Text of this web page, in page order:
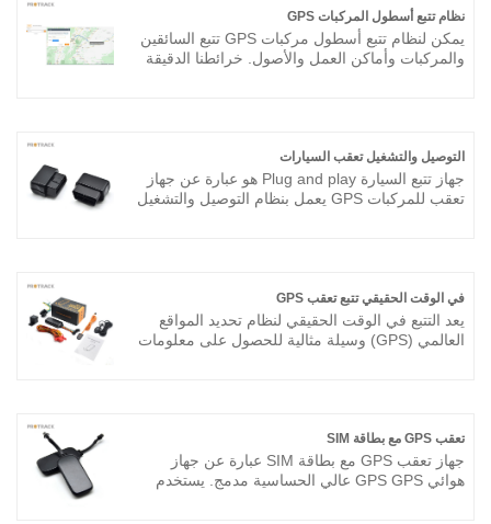
نظام تتبع أسطول المركبات GPS
يمكن لنظام تتبع أسطول مركبات GPS تتبع السائقين
والمركبات وأماكن العمل والأصول. خرائطنا الدقيقة
يجعل GPS و Track مختلفًا تمامًا هو عدم وجود
رسوم شهرية ولا عقود.
التوصيل والتشغيل تعقب السيارات
جهاز تتبع السيارة Plug and play هو عبارة عن جهاز
تعقب للمركبات GPS يعمل بنظام التوصيل والتشغيل
الذين لا يريدون قطع اسلاك السيارة لتثبيت اجهزة
التتبع.
في الوقت الحقيقي تتبع تعقب GPS
يعد التتبع في الوقت الحقيقي لنظام تحديد المواقع
العالمي (GPS) وسيلة مثالية للحصول على معلومات
تعقب GPS مع بطاقة SIM
جهاز تعقب GPS مع بطاقة SIM عبارة عن جهاز
هوائي GPS GPS عالي الحساسية مدمج. يستخدم